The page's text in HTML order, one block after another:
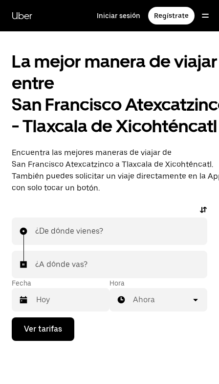
contenido
principal
Uber Iniciar sesión Regístrate
La mejor manera de viajar
entre
San Francisco
- Tlaxcala de Xicohténcatl
Encuentra las mejores maneras de viajar de
San Francisco Atexcatzinco a Tlaxcala de Xicohténcatl.
También puedes solicitar un viaje directamente en la
con solo tocar un botón.
¿De dónde vienes?
¿A dónde vas?
Fecha
Presiona
flecha
Hora
Ahora
Ver tarifas